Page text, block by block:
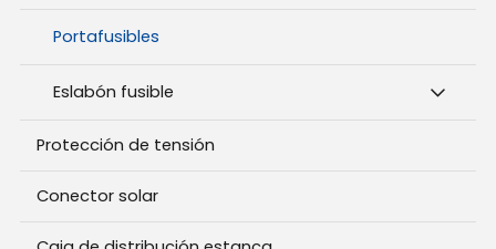
Portafusibles
Eslabón fusible
Protección de tensión
Conector solar